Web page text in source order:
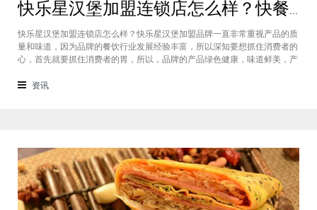
快乐星汉堡加盟连锁店怎么样？快餐店中产品口味如何？
快乐星汉堡加盟连锁店怎么样？快乐星汉堡加盟品牌一直非常重视产品的质
量和味道，因为品牌的餐饮行业发展经验丰富，所以深知要想抓住消费者的
心，首先就要抓住消费者的胃，所以，品牌的产品绿色健康，味道鲜美，产
错，下面就为大家仔细分析一下这个汉堡品牌加盟费多少钱？快乐星汉堡加
资讯